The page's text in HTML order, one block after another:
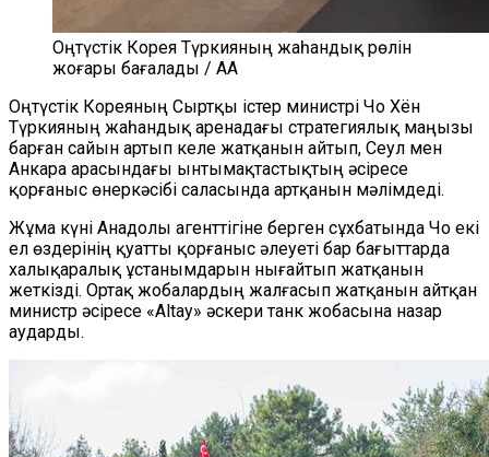
Оңтүстік Корея Түркияның жаһандық рөлін
жоғары бағалады / AA
Оңтүстік Кореяның Сыртқы істер министрі Чо Хён
Түркияның жаһандық аренадағы стратегиялық маңызы
барған сайын артып келе жатқанын айтып, Сеул мен
Анкара арасындағы ынтымақтастықтың әсіресе
қорғаныс өнеркәсібі саласында артқанын мәлімдеді.
Жұма күні Анадолы агенттігіне берген сұхбатында Чо екі
ел өздерінің қуатты қорғаныс әлеуеті бар бағыттарда
халықаралық ұстанымдарын нығайтып жатқанын
жеткізді. Ортақ жобалардың жалғасып жатқанын айтқан
министр әсіресе «Аltay» әскери танк жобасына назар
аударды.